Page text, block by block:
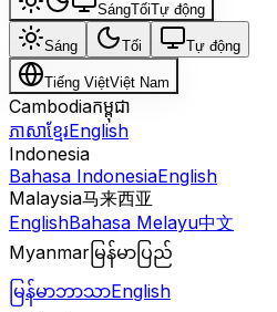
SángTốiTự động
Sáng Tối Tự động
Tiếng ViệtViệt Nam
Cambodiaកម្ពុជា
ភាសាខ្មែរEnglish
Indonesia
Bahasa IndonesiaEnglish
Malaysia马来西亚
EnglishBahasa Melayu中文
Myanmar မြန်မာပြည်
မြန်မာဘာသာEnglish